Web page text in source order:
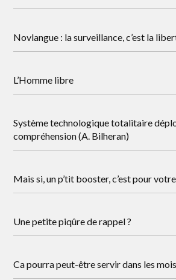
Novlangue : la surveillance, c’est la
L’Homme libre
Système technologique totalitaire
compréhension (A. Bilheran)
Mais si, un p’tit booster, c’est pour
Une petite piqûre de rappel ?
Ca pourra peut-être servir dans les